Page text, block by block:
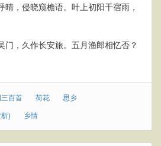
，侵晓窥檐语。叶上初阳干宿雨，
门，久作长安旅。五月渔郎相忆否？
百首 荷花
思乡
)
乡情